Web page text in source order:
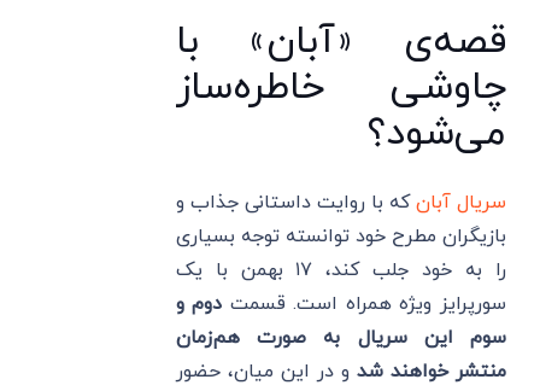
قصه‌ی «آبان» با
چاوشی خاطره‌ساز
می‌شود؟
سریال آبانکه با روایت داستانی جذاب و
بازیگران مطرح خود توانسته توجه بسیاری
را به خود جلب کند، ۱۷ بهمن با یک
سورپرایز ویژه همراه است. قسمت دوم و
سوم این سریال به صورت هم‌زمان
منتشر خواهند شد و در این میان، حضور